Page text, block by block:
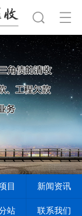
目 新闻资讯
站 联系我们